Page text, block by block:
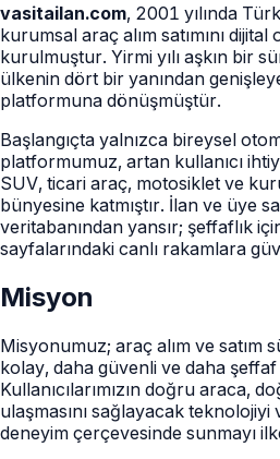
vasitailan.com, 2001 yılında
kurumsal araç alım satımını
kurulmuştur. Yirmi yılı aşkın bir
ülkenin dört bir yanından
platformuna dönüşmüştür.
Başlangıçta yalnızca bireysel
platformumuz, artan kullanıcı
SUV, ticari araç, motosiklet ve
bünyesine katmıştır. İlan ve üye
veritabanından yansır; şeffaflık
sayfalarındaki canlı rakamlara
Misyon
Misyonumuz; araç alım ve satım
kolay, daha güvenli ve daha şeffaf
Kullanıcılarımızın doğru araca,
ulaşmasını sağlayacak teknolojiyi
deneyim çerçevesinde sunmayı